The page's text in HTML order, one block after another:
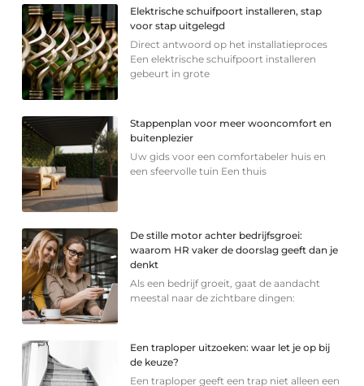
Elektrische schuifpoort installeren, stap
voor stap uitgelegd
Direct antwoord op het installatieproces
Een elektrische schuifpoort installeren
gebeurt in grote
Stappenplan voor meer wooncomfort en
buitenplezier
Uw gids voor een comfortabeler huis en
een sfeervolle tuin Een thuis
De stille motor achter bedrijfsgroei:
waarom HR vaker de doorslag geeft dan je
denkt
Als een bedrijf groeit, gaat de aandacht
meestal naar de zichtbare dingen:
Een traploper uitzoeken: waar let je op bij
de keuze?
Een traploper geeft een trap niet alleen een